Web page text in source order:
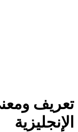
الإنجليزية